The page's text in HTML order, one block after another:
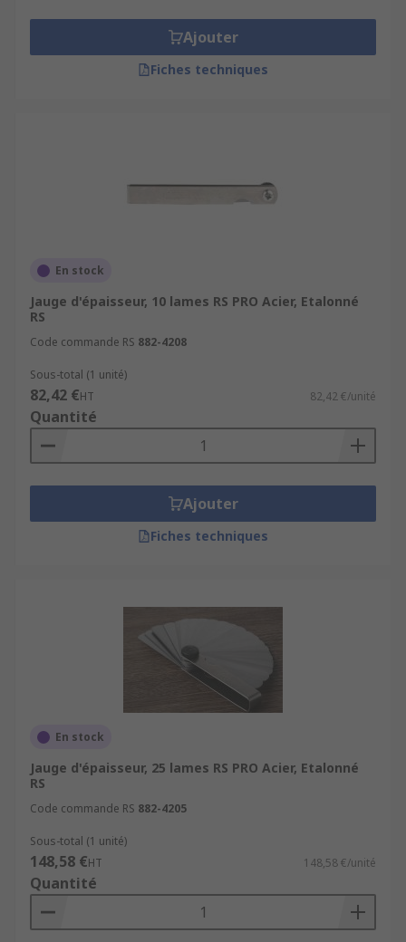
Ajouter
Fiches techniques
En stock
Jauge d'épaisseur, 10 lames RS PRO Acier, Etalonné
RS
Code commande RS 882-4208
Sous-total (1 unité)
82,42 €HT 82,42 €/unité
Quantité
Ajouter
Fiches techniques
En stock
Jauge d'épaisseur, 25 lames RS PRO Acier, Etalonné
RS
Code commande RS 882-4205
Sous-total (1 unité)
148,58 €HT 148,58 €/unité
Quantité